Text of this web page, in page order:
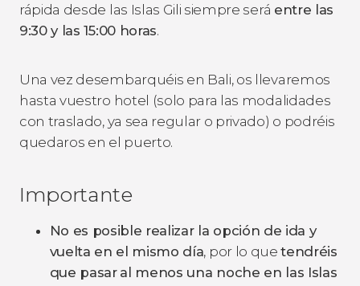
rápida desde las Islas Gili siempre será entre las
9:30 y las 15:00 horas.
Una vez desembarquéis en Bali, os llevaremos
hasta vuestro hotel (solo para las modalidades
con traslado, ya sea regular o privado) o podréis
quedaros en el puerto.
Importante
No es posible realizar la opción de ida y
vuelta en el mismo día, por lo quetendréis
que pasar al menos una noche en las Islas